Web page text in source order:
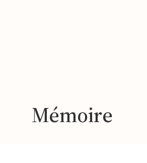
Mémoire